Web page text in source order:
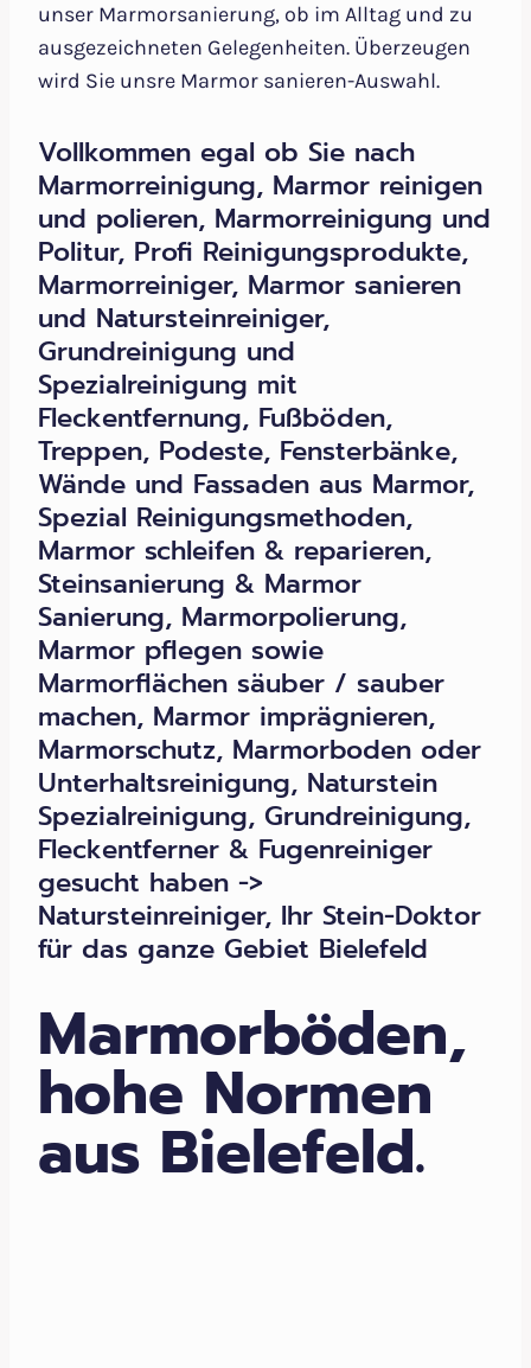
unser Marmorsanierung, ob im Alltag und zu
ausgezeichneten Gelegenheiten. Überzeugen
wird Sie unsre Marmor sanieren-Auswahl.
Vollkommen egal ob Sie nach
Marmorreinigung, Marmor reinigen
und polieren, Marmorreinigung und
Politur, Profi Reinigungsprodukte,
Marmorreiniger, Marmor sanieren
und Natursteinreiniger,
Grundreinigung und
Spezialreinigung mit
Fleckentfernung, Fußböden,
Treppen, Podeste, Fensterbänke,
Wände und Fassaden aus Marmor,
Spezial Reinigungsmethoden,
Marmor schleifen & reparieren,
Steinsanierung & Marmor
Sanierung, Marmorpolierung,
Marmor pflegen sowie
Marmorflächen säuber / sauber
machen, Marmor imprägnieren,
Marmorschutz, Marmorboden oder
Unterhaltsreinigung, Naturstein
Spezialreinigung, Grundreinigung,
Fleckentferner & Fugenreiniger
gesucht haben ->
Natursteinreiniger, Ihr Stein-Doktor
für das ganze Gebiet Bielefeld
Marmorböden,
hohe Normen
aus Bielefeld.